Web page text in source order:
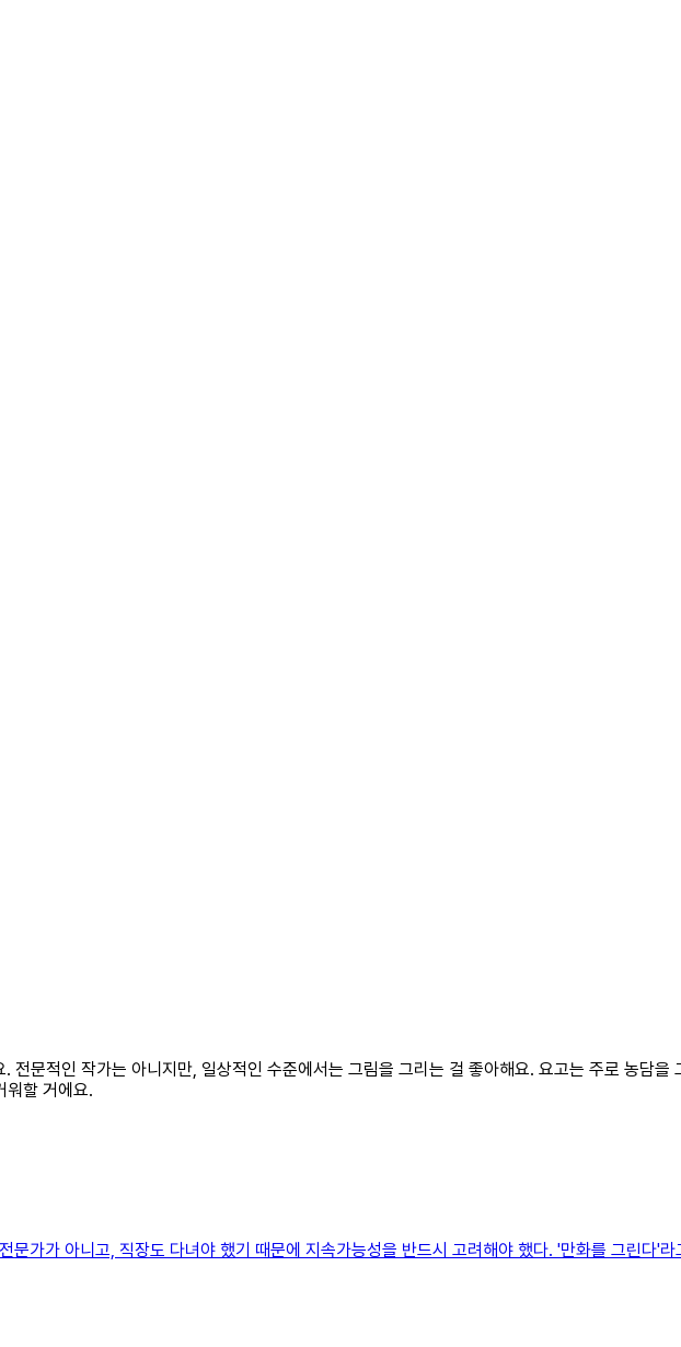
전문적인 작가는 아니지만, 일상적인 수준에서는 그림을 그리는 걸 좋아해요. 요고는 주로 농담을
워할 거에요.
가가 아니고, 직장도 다녀야 했기 때문에 지속가능성을 반드시 고려해야 했다. '만화를 그린다'라